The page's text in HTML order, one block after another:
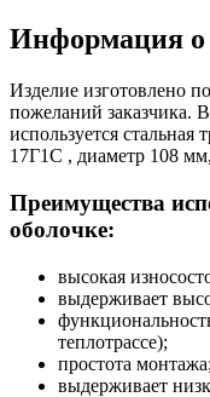
Информация о
Изделие изготовлено
пожеланий заказчика.
используется
17Г1С , диаметр 108
Преимущества
оболочке:
высокая
выдерживает
теплотрассе);
простота монтажа;
выдерживает